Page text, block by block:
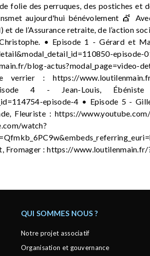
folie des perruques, des postiches et
aujourd'hui bénévolement 💇
et de l’Assurance retraite, de l’action
• Episode 1 - Gérard et
detail&modal_detail_id=110850-
blog-actus?modal_page=video-
: https://www.loutilenmain.fr/
4 - Jean-Louis, Ébéniste :
episode-4 • Episode 5 -
Fleuriste : https://
watch?
Fromager : https://
QUI SOMMES NOUS ?
Notre projet associatif
Organisation et gouvernance